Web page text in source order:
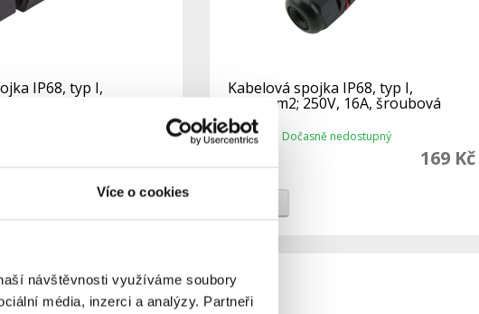
Více o cookies
návštěvnosti využíváme soubory
média, inzerci a analýzy. Partneři
IP68, typ I,
16A, šroubová
Do košíku
Kabelová spojka IP68, typ I,
5x1,5mm2; 250V, 16A, šroubová
Dostupnost: Dočasně nedostupný
169 Kč